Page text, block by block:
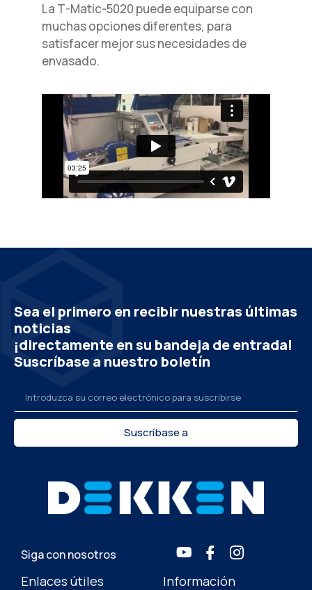
La T-Matic-5020 puede equiparse con
muchas opciones diferentes, para
satisfacer mejor sus necesidades de
envasado.
Sea el primero en recibir nuestras últimas
noticias
¡directamente en su bandeja de entrada!
Suscríbase a nuestro boletín
Suscríbase a
Siga con nosotros
Enlaces útiles Información